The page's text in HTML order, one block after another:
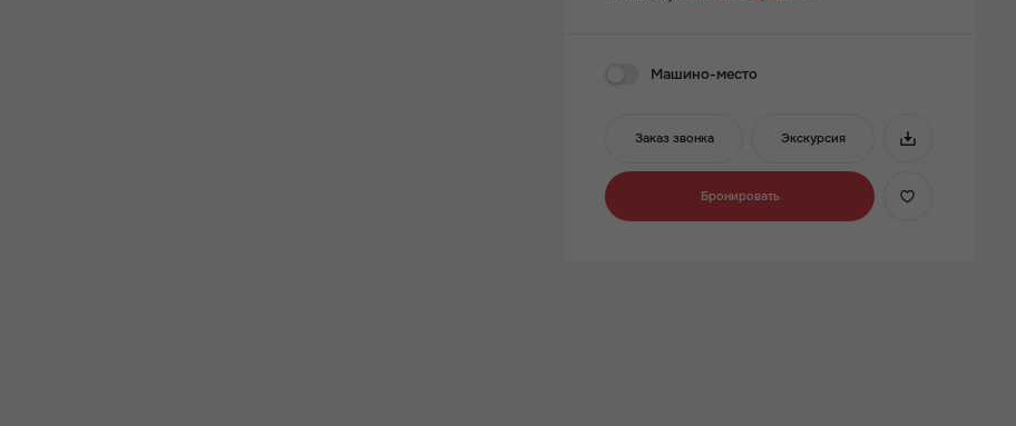
Машино-место
Заказ звонка Экскурсия
Бронировать